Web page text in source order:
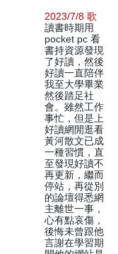
2023/7/8 歌
讀書時期用
pocket pc 看
書持資源發現
了好讀，然後
好讀一直陪伴
我至大學畢業
然後踏足社
會。雖然工作
事忙，但是上
好讀網閒逛看
黃河散文已成
一種習慣，直
至發現好讀不
再更新，繼而
停站，再從別
的論壇得悉網
主離世一事，
心有點哀傷，
後悔未曾跟他
言謝在學習期